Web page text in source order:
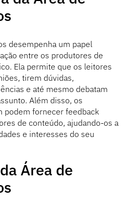
desempenha um papel
entre os produtores de
Ela permite que os leitores
tirem dúvidas,
e até mesmo debatam
Além disso, os
podem fornecer feedback
de conteúdo, ajudando-os a
e interesses do seu
Área de